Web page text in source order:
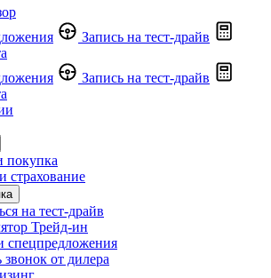
Запись на тест-драйв
Запись на тест-драйв
покупка
страхование
на тест-драйв
Трейд-ин
спецпредложения
звонок от дилера